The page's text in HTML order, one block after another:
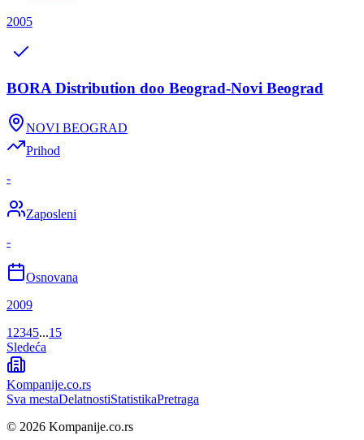
2005
BORA Distribution doo Beograd-Novi Beograd
NOVI BEOGRAD
Prihod
-
Zaposleni
-
Osnovana
2009
1 2345...15
Sledeća
Kompanije.co.rs
Sva mestaDelatnostiStatistikaPretraga
© 2026 Kompanije.co.rs